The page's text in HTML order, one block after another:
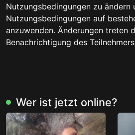
Nutzungsbedingungen zu ändern
Nutzungsbedingungen auf
anzuwenden. Änderungen treten
Benachrichtigung des
Wer ist jetzt online?